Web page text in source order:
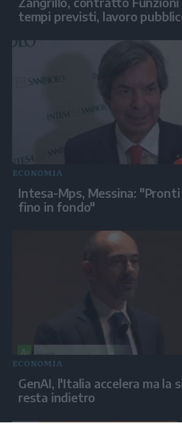
tempi previsti, lavoro
ECONOMIA
Intesa-Mps, Messina:
fino in fondo"
ECONOMIA
GenAI, l'Italia accelera ma la
resta indietro